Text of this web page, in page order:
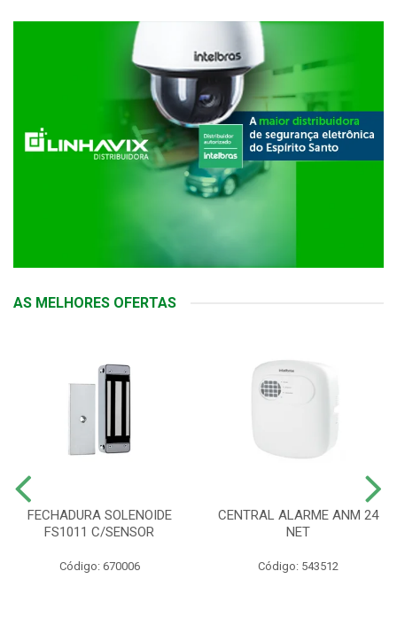
AS MELHORES OFERTAS
FECHADURA SOLENOIDE
FS1011 C/SENSOR
Código: 670006
CENTRAL ALARME ANM 24
NET
Código: 543512